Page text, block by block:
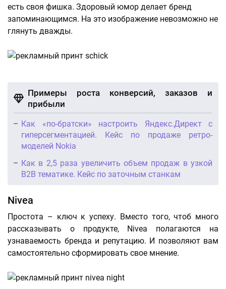
есть своя фишка. Здоровый юмор делает бренд
запоминающимся. На это изображение невозможно не
глянуть дважды.
Примеры роста конверсий, заказов и
прибыли
Как «по-братски» настроить Яндекс.Директ с
гиперсегментацией. Кейс по продаже ретро-
моделей Nokia
Как в 2,5 раза увеличить объем продаж в узкой
B2B тематике. Кейс по заточным станкам
Nivea
Простота – ключ к успеху. Вместо того, чтоб много
рассказывать о продукте, Nivea полагаются на
узнаваемость бренда и репутацию. И позволяют вам
самостоятельно сформировать свое мнение.